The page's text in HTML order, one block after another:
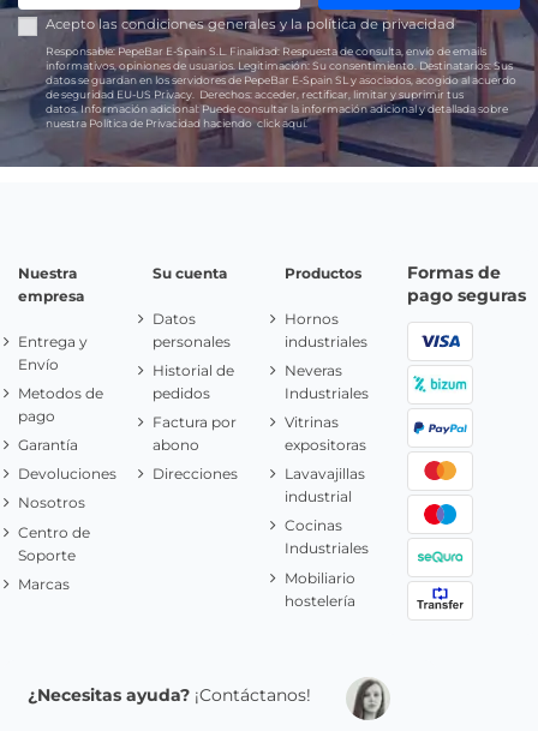
Acepto las condiciones generales y lapolítica de privacidad
Responsable:PepeBar E-Spain S.L. Finalidad: Respuesta de consulta, envío de emails
informativos, opiniones de usuarios. Legitimación: Su consentimiento. Destinatarios:Sus
datos se guardan en los servidores de PepeBar E-Spain SL y asociados, acogido al acuerdo
de seguridad EU-US Privacy.
Derechos: acceder, rectificar, limitar y suprimir tus
datos.Información adicional:Puede consultar la información adicional y detallada sobre
nuestra Política de Privacidad haciendoclick aquí.
Nuestra
empresa
Entrega y
Envío
Metodos de
pago
Garantía
Devoluciones
Nosotros
Centro de
Soporte
Marcas
Su cuenta
Datos
personales
Historial de
pedidos
Factura por
abono
Direcciones
Productos
Hornos
industriales
Neveras
Industriales
Vitrinas
expositoras
Lavavajillas
industrial
Cocinas
Industriales
Mobiliario
hostelería
Formas de
pago seguras
¿Necesitas ayuda? ¡Contáctanos!